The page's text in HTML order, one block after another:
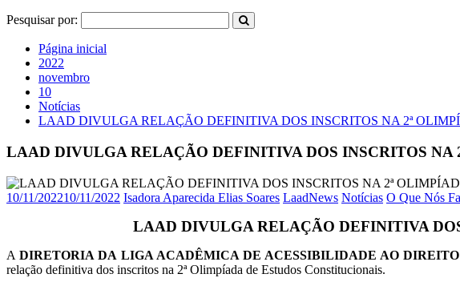
Pesquisar por:
Página inicial
2022
novembro
10
Notícias
LAAD DIVULGA RELAÇÃO DEFINITIVA DOS INSCRITOS NA 2ª
LAAD DIVULGA RELAÇÃO DEFINITIVA DOS INSCRITOS NA
10/11/202210/11/2022 Isadora Aparecida Elias Soares LaadNews Notícias O Que Nós
LAAD DIVULGA RELAÇÃO DEFINITIVA
ADIRETORIA DA LIGA ACADÊMICA DE ACESSIBILIDADE AO
relação definitiva dos inscritos na 2ª Olimpíada de Estudos Constitucionais.